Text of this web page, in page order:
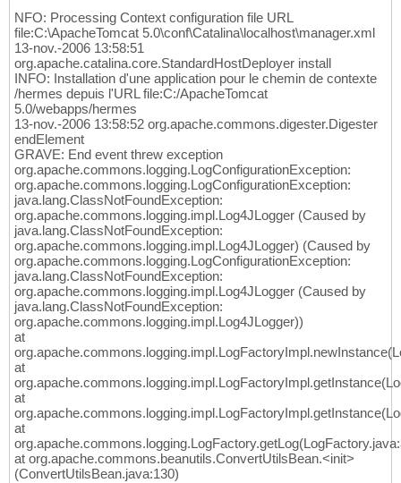
NFO: Processing Context configuration file URL
file:C:\ApacheTomcat 5.0\conf\Catalina\localhost\manager.xml
13-nov.-2006 13:58:51
org.apache.catalina.core.StandardHostDeployer install
INFO: Installation d'une application pour le chemin de contexte
/hermes depuis l'URL file:C:/ApacheTomcat
5.0/webapps/hermes
13-nov.-2006 13:58:52 org.apache.commons.digester.Digester
endElement
GRAVE: End event threw exception
org.apache.commons.logging.LogConfigurationException:
org.apache.commons.logging.LogConfigurationException:
java.lang.ClassNotFoundException:
org.apache.commons.logging.impl.Log4JLogger (Caused by
java.lang.ClassNotFoundException:
org.apache.commons.logging.impl.Log4JLogger) (Caused by
org.apache.commons.logging.LogConfigurationException:
java.lang.ClassNotFoundException:
org.apache.commons.logging.impl.Log4JLogger (Caused by
java.lang.ClassNotFoundException:
org.apache.commons.logging.impl.Log4JLogger))
at
at
at
at
at org.apache.commons.beanutils.ConvertUtilsBean.<init>
(ConvertUtilsBean.java:130)